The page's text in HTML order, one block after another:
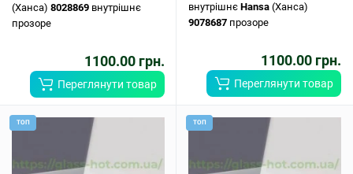
(Ханса) 8028869 внутрішнє
прозоре
1100.00 грн.
Переглянути товар
внутрішнє Hansa (Ханса)
9078687 прозоре
1100.00 грн.
Переглянути товар
ТОП ТОП